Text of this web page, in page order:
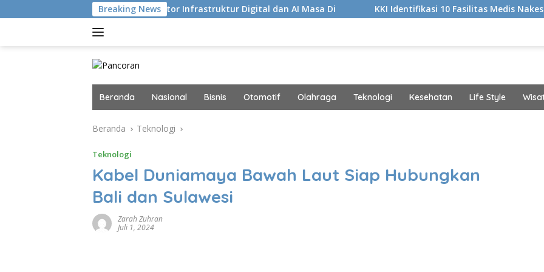
ke
Breaking News
Navigator Infrastruktur Digital dan AI Masa Di KKI Identifikasi 10 Fasilitas Medis Nakes yang
Beranda Nasional Bisnis Otomotif Olahraga Teknologi Kesehatan Life Style
Beranda Teknologi
Teknologi
Kabel Duniamaya Bawah Laut Siap Hubungkan
Bali dan Sulawesi
Zarah Zuhran
Juli 1, 2024